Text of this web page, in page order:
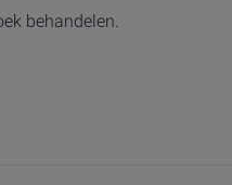
behandelen.